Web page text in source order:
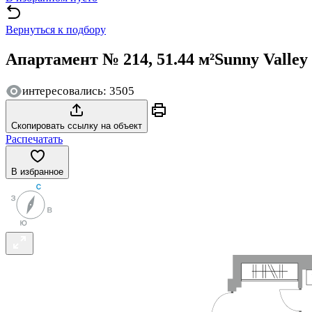
Вернуться к подбору
Апартамент № 214, 51.44 м²Sunny Valley
интересовались: 3505
Скопировать ссылку на объект
Распечатать
В избранное